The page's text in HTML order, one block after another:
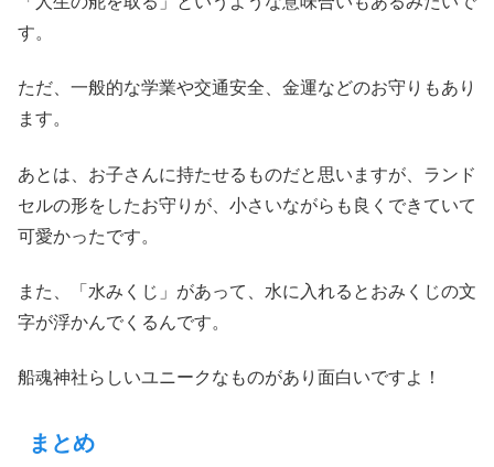
す。
ただ、一般的な学業や交通安全、金運などのお守りもあり
ます。
あとは、お子さんに持たせるものだと思いますが、ランド
セルの形をしたお守りが、小さいながらも良くできていて
可愛かったです。
また、「水みくじ」があって、水に入れるとおみくじの文
字が浮かんでくるんです。
船魂神社らしいユニークなものがあり面白いですよ！
まとめ